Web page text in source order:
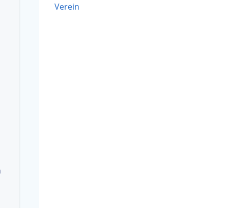
Verein